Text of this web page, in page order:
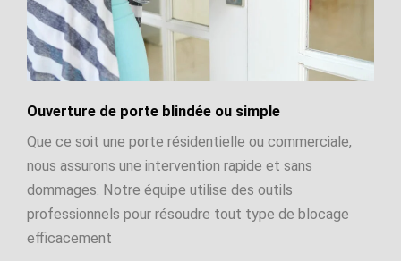
Ouverture de porte blindée ou simple
Que ce soit une porte résidentielle ou commerciale,
nous assurons une intervention rapide et sans
dommages. Notre équipe utilise des outils
professionnels pour résoudre tout type de blocage
efficacement